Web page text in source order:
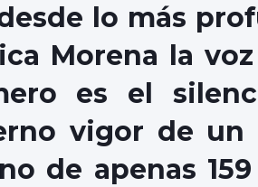
lo más
Morena la
es el
vigor de un
de apenas